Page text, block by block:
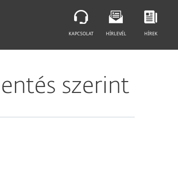
szerint
KAPCSOLAT HÍRLEVÉL HÍREK